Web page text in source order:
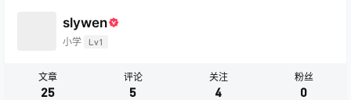
slywen
小学 Lv1
文章
25
评论
5
关注
4
粉丝
0